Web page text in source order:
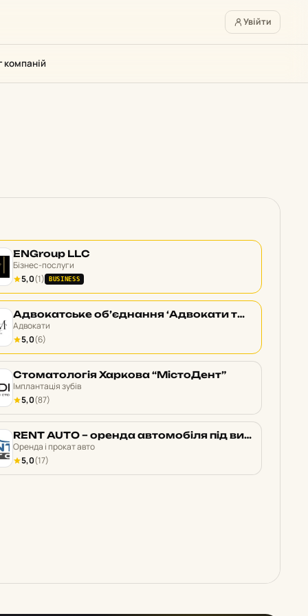
Увійти
компаній
ENGroup LLC
Бізнес-послуги
5,0(1) BUSINESS
Адвокатське об’єднання ‘Адвокати та медіатори України’
Адвокати
5,0(6)
Стоматологія Харкова “МістоДент”
Імплантація зубів
5,0(87)
RENT AUTO – оренда автомобіля під викуп
Оренда і прокат авто
5,0(17)